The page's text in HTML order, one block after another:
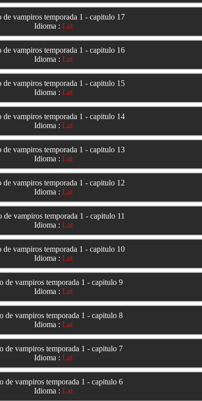
de vampiros temporada 1 - capitulo 17
Idioma : Lat
de vampiros temporada 1 - capitulo 16
Idioma : Lat
de vampiros temporada 1 - capitulo 15
Idioma : Lat
de vampiros temporada 1 - capitulo 14
Idioma : Lat
de vampiros temporada 1 - capitulo 13
Idioma : Lat
de vampiros temporada 1 - capitulo 12
Idioma : Lat
de vampiros temporada 1 - capitulo 11
Idioma : Lat
de vampiros temporada 1 - capitulo 10
Idioma : Lat
de vampiros temporada 1 - capitulo 9
Idioma : Lat
de vampiros temporada 1 - capitulo 8
Idioma : Lat
de vampiros temporada 1 - capitulo 7
Idioma : Lat
de vampiros temporada 1 - capitulo 6
Idioma : Lat